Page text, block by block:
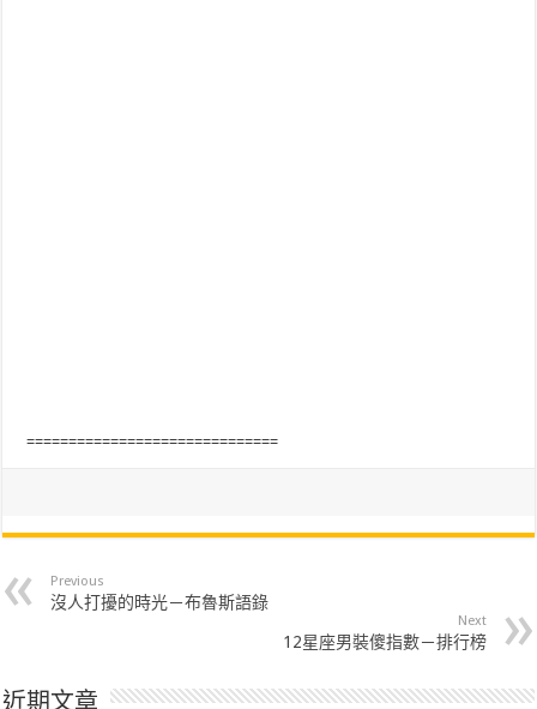
==============================
Previous
沒人打擾的時光－布魯斯語錄
Next
12星座男裝傻指數－排行榜
近期文章